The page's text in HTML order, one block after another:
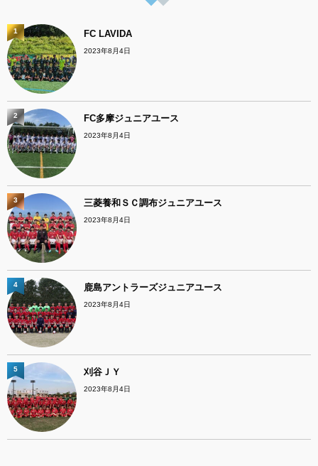
FC LAVIDA
2023年8月4日
1
FC多摩ジュニアユース
2023年8月4日
2
三菱養和ＳＣ調布ジュニアユース
2023年8月4日
3
鹿島アントラーズジュニアユース
2023年8月4日
4
刈谷ＪＹ
2023年8月4日
5